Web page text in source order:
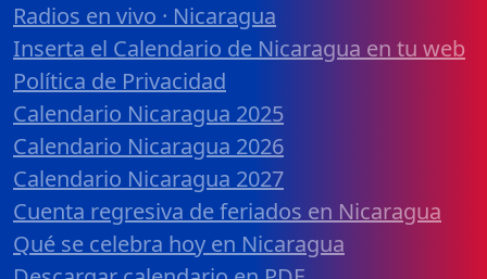
Radios en vivo · Nicaragua
Inserta el Calendario de Nicaragua en tu web
Política de Privacidad
Calendario Nicaragua 2025
Calendario Nicaragua 2026
Calendario Nicaragua 2027
Cuenta regresiva de feriados en Nicaragua
Qué se celebra hoy en Nicaragua